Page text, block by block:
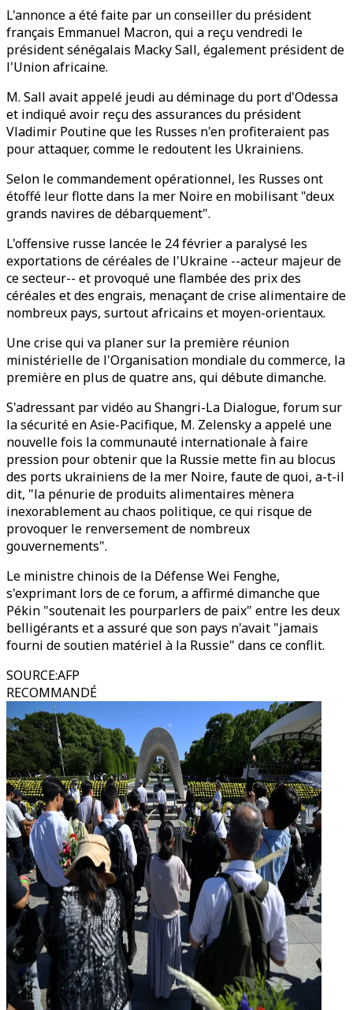
L'annonce a été faite par un conseiller du président
français Emmanuel Macron, qui a reçu vendredi le
président sénégalais Macky Sall, également président de
l'Union africaine.
M. Sall avait appelé jeudi au déminage du port d'Odessa
et indiqué avoir reçu des assurances du président
Vladimir Poutine que les Russes n'en profiteraient pas
pour attaquer, comme le redoutent les Ukrainiens.
Selon le commandement opérationnel, les Russes ont
étoffé leur flotte dans la mer Noire en mobilisant "deux
grands navires de débarquement".
L'offensive russe lancée le 24 février a paralysé les
exportations de céréales de l'Ukraine --acteur majeur de
ce secteur-- et provoqué une flambée des prix des
céréales et des engrais, menaçant de crise alimentaire de
nombreux pays, surtout africains et moyen-orientaux.
Une crise qui va planer sur la première réunion
ministérielle de l'Organisation mondiale du commerce, la
première en plus de quatre ans, qui débute dimanche.
S'adressant par vidéo au Shangri-La Dialogue, forum sur
la sécurité en Asie-Pacifique, M. Zelensky a appelé une
nouvelle fois la communauté internationale à faire
pression pour obtenir que la Russie mette fin au blocus
des ports ukrainiens de la mer Noire, faute de quoi, a-t-il
dit, "la pénurie de produits alimentaires mènera
inexorablement au chaos politique, ce qui risque de
provoquer le renversement de nombreux
gouvernements".
Le ministre chinois de la Défense Wei Fenghe,
s'exprimant lors de ce forum, a affirmé dimanche que
Pékin "soutenait les pourparlers de paix" entre les deux
belligérants et a assuré que son pays n'avait "jamais
fourni de soutien matériel à la Russie" dans ce conflit.
SOURCE:AFP
RECOMMANDÉ